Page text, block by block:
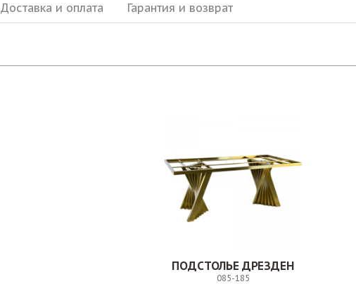
Доставка и оплата Гарантия и возврат
ПОДСТОЛЬЕ ДРЕЗДЕН
085-185